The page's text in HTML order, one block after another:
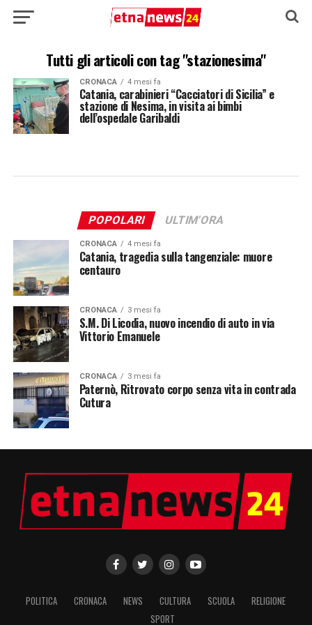
Tutti gli articoli con tag "stazionesima"
CRONACA 4 mesi fa
Catania, carabinieri “Cacciatori di Sicilia” e
stazione di Nesima, in visita ai bimbi
dell’ospedale Garibaldi
POPOLARI ULTIM'ORA
CRONACA 4 mesi fa
Catania, tragedia sulla tangenziale: muore
centauro
CRONACA 3 mesi fa
S.M. Di Licodia, nuovo incendio di auto in via
Vittorio Emanuele
CRONACA 3 mesi fa
Paternò, Ritrovato corpo senza vita in contrada
Cutura
POLITICA CRONACA NEWS CULTURA SCUOLA
RELIGIONE
SPORT